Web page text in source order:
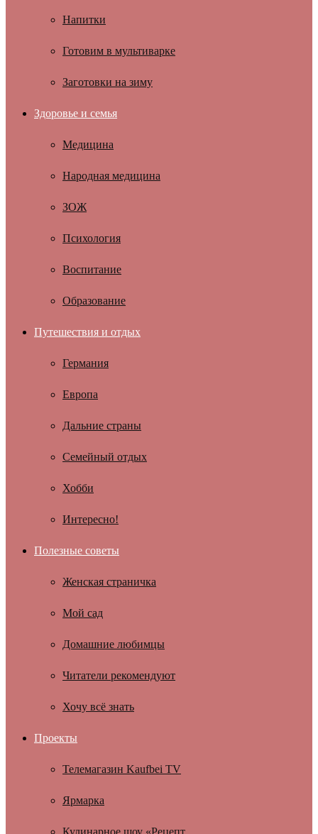
Напитки
Готовим в мультиварке
Заготовки на зиму
Здоровье и семья
Медицина
Народная медицина
ЗОЖ
Психология
Воспитание
Образование
Путешествия и отдых
Германия
Европа
Дальние страны
Семейный отдых
Хобби
Интересно!
Полезные советы
Женская страничка
Мой сад
Домашние любимцы
Читатели рекомендуют
Хочу всё знать
Проекты
Телемагазин Kaufbei TV
Ярмарка
Кулинарное шоу «Рецепт